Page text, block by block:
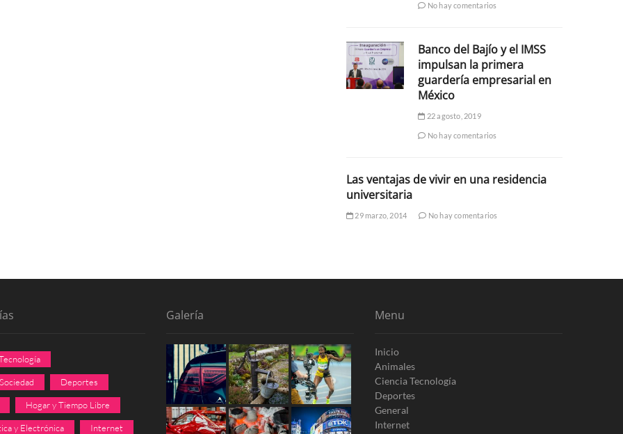
No hay comentarios
Banco del Bajío y el IMSS
impulsan la primera
guardería empresarial en
México
22 agosto, 2019
No hay comentarios
Las ventajas de vivir en una residencia
universitaria
29 marzo, 2014 No hay comentarios
Deportes
Hogar y Tiempo Libre
y Electrónica Internet
Galería Menu
Inicio
Animales
Ciencia Tecnología
Deportes
General
Internet